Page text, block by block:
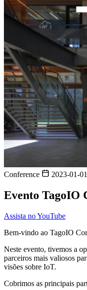
Conference 2023-01-01
Evento TagoIO
Assista no YouTube
Bem-vindo ao TagoIO
Neste evento, tivemos a
parceiros mais valiosos
visões sobre IoT.
Cobrimos as principais